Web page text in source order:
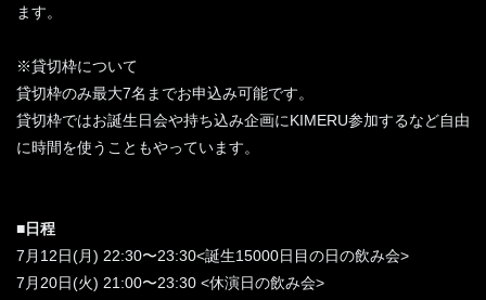
ます。
※貸切枠について
貸切枠のみ最大7名までお申込み可能です。
貸切枠ではお誕生日会や持ち込み企画にKIMERU参加するなど自由
に時間を使うこともやっています。
■日程
7月12日(月) 22:30〜23:30<誕生15000日目の日の飲み会>
7月20日(火) 21:00〜23:30 <休演日の飲み会>